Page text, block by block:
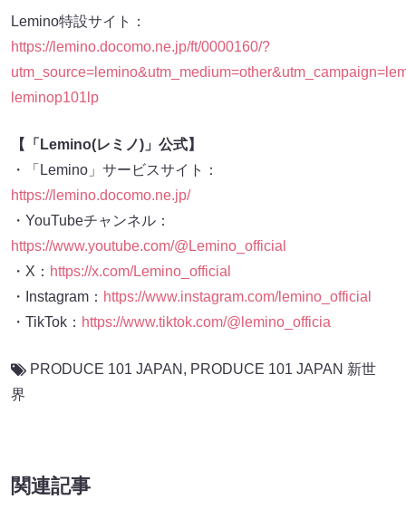
Lemino特設サイト：
https://lemino.docomo.ne.jp/ft/0000160/?
leminop101lp
【「Lemino(レミノ)」公式】
・「Lemino」サービスサイト：
https://lemino.docomo.ne.jp/
・YouTubeチャンネル：
https://www.youtube.com/@Lemino_official
・X： https://x.com/Lemino_official
・Instagram： https://www.instagram.com/lemino_official
・TikTok： https://www.tiktok.com/@lemino_officia
PRODUCE 101 JAPAN , PRODUCE 101 JAPAN 新世
界
関連記事